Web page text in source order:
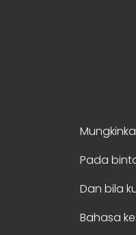
Pada
Dan bila
Bahasa